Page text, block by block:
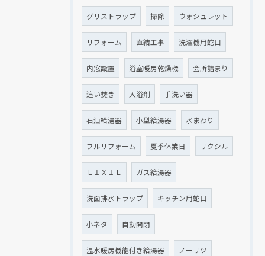
グリストラップ 掃除 ウォシュレット
リフォーム 直結工事 洗濯機用蛇口
内窓設置 浴室暖房乾燥機 会所詰まり
追い焚き 入浴剤 手洗い器
石油給湯器 小型給湯器 水まわり
フルリフォーム 夏季休業日 リクシル
ＬＩＸＩＬ ガス給湯器
洗面排水トラップ キッチン用蛇口
小ネタ 自動開閉
温水暖房機能付き給湯器 ノーリツ